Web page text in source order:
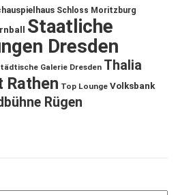
Schloss Moritzburg
Staatliche
Dresden
Galerie Dresden Thalia
Rathen Top Lounge Volksbank
Rügen